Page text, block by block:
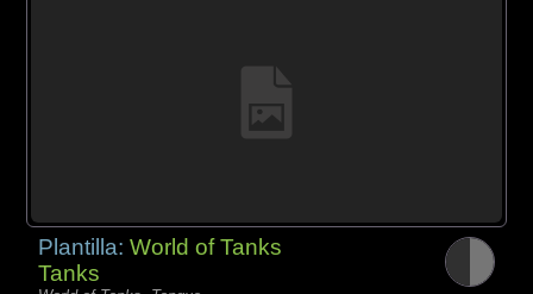
Plantilla:World of Tanks
Tanks